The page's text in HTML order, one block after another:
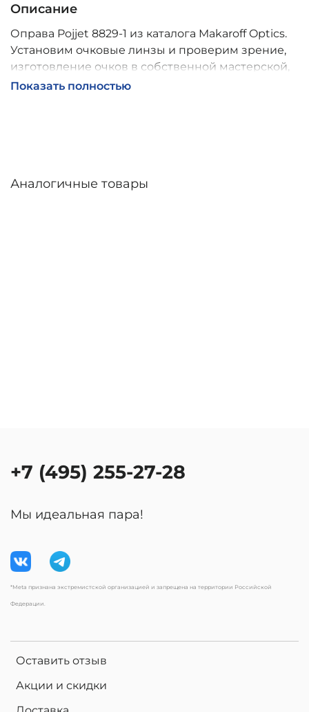
Описание
Оправа Pojjet 8829-1 из каталога Makaroff Optics.
Установим очковые линзы и проверим зрение,
изготовление очков в собственной мастерской,
обычно 2–5 дней, индивидуальные линзы – до 30
Показать полностью
Аналогичные товары
Оставить отзыв
Акции и скидки
+7 (495) 255-27-28
Мы идеальная пара!
*Meta признана экстремистской организацией и запрещена на территории Российской
Федерации.